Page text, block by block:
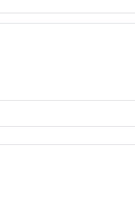
enregistrées dans un fichier informatisé. Elles
suivants: . Vous disposez de droits d’accès, de